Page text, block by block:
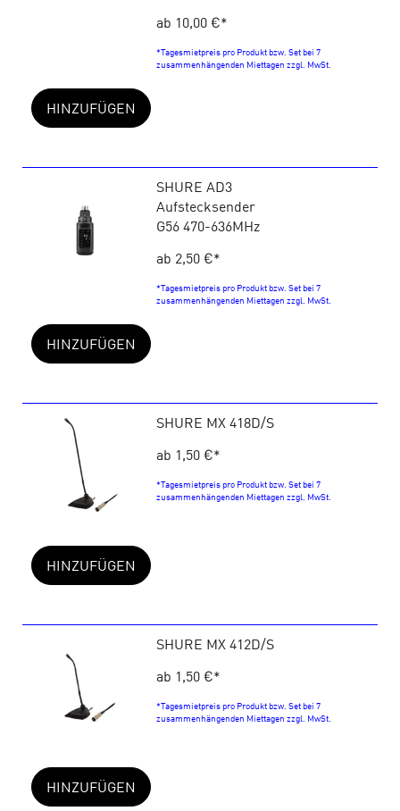
ab 10,00 €*
*Tagesmietpreis pro Produkt bzw. Set bei 7
zusammenhängenden Miettagen zzgl. MwSt.
HINZUFÜGEN
SHURE AD3
Aufstecksender
G56 470-636MHz
ab 2,50 €*
*Tagesmietpreis pro Produkt bzw. Set bei 7
zusammenhängenden Miettagen zzgl. MwSt.
HINZUFÜGEN
SHURE MX 418D/S
ab 1,50 €*
*Tagesmietpreis pro Produkt bzw. Set bei 7
zusammenhängenden Miettagen zzgl. MwSt.
HINZUFÜGEN
SHURE MX 412D/S
ab 1,50 €*
*Tagesmietpreis pro Produkt bzw. Set bei 7
zusammenhängenden Miettagen zzgl. MwSt.
HINZUFÜGEN